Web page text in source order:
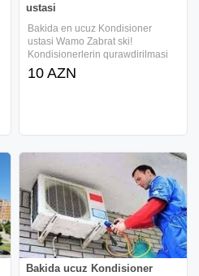
ustasi
Bakida en ucuz Kondisioner
ustasi Wamo Zabrat ski!
Kondisionerlerin qurawdirilmasi
-30 Azn Kondisionerlerin
sokulmesi - 15 Azn
10 AZN
Bakida ucuz Kondisioner